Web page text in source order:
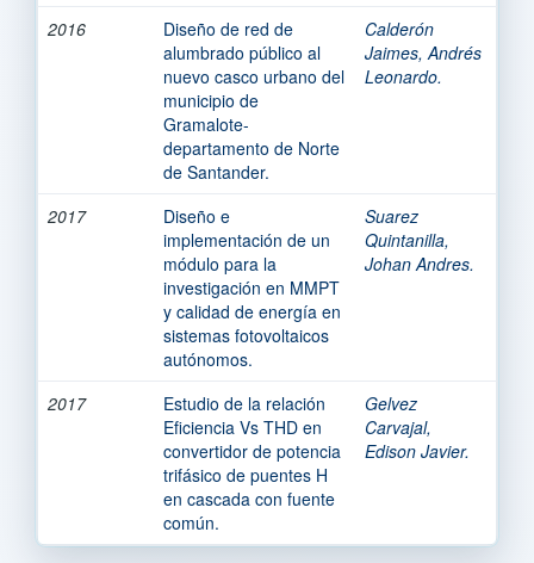
2016
Diseño de red de
alumbrado público al
nuevo casco urbano del
municipio de
Gramalote-
departamento de Norte
de Santander.
Calderón
Jaimes, Andrés
Leonardo.
2017
Diseño e
implementación de un
módulo para la
investigación en MMPT
y calidad de energía en
sistemas fotovoltaicos
autónomos.
Suarez
Quintanilla,
Johan Andres.
2017
Estudio de la relación
Eficiencia Vs THD en
convertidor de potencia
trifásico de puentes H
en cascada con fuente
común.
Gelvez
Carvajal,
Edison Javier.